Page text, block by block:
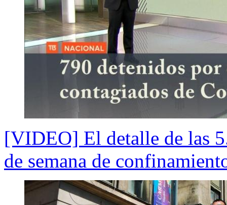
[VIDEO] El detalle de las
de semana de